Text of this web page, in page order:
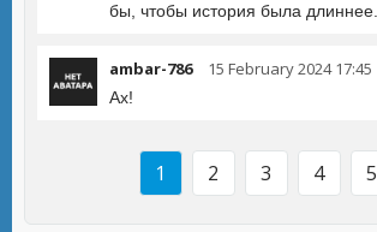
бы, чтобы история была длиннее.
ambar-786 15 February 2024 17:45
Ах!
1 2 3 4 5